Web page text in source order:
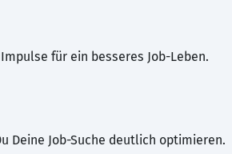
für ein besseres Job-Leben.
Deine Job-Suche deutlich optimieren.